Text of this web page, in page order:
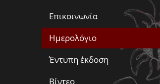
Επικοινωνία
Ημερολόγιο
Έντυπη έκδοση
Βίντεο